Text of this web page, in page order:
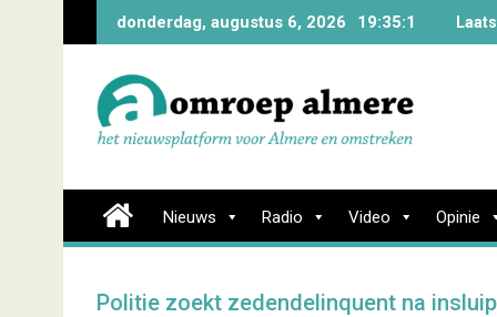
donderdag, augustus 6, 2026 19:35:2
Nieuws Radio Video Opinie
Politie zoekt zedendelinquent na